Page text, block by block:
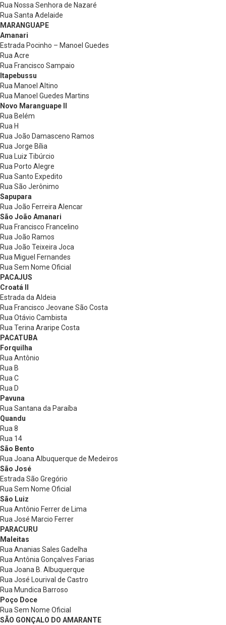
Rua Nossa Senhora de Nazaré
Rua Santa Adelaide
MARANGUAPE
Amanari
Estrada Pocinho – Manoel Guedes
Rua Acre
Rua Francisco Sampaio
Itapebussu
Rua Manoel Altino
Rua Manoel Guedes Martins
Novo Maranguape II
Rua Belém
Rua H
Rua João Damasceno Ramos
Rua Jorge Bília
Rua Luiz Tibúrcio
Rua Porto Alegre
Rua Santo Expedito
Rua São Jerônimo
Sapupara
Rua João Ferreira Alencar
São João Amanari
Rua Francisco Francelino
Rua João Ramos
Rua João Teixeira Joca
Rua Miguel Fernandes
Rua Sem Nome Oficial
PACAJUS
Croatá II
Estrada da Aldeia
Rua Francisco Jeovane São Costa
Rua Otávio Cambista
Rua Terina Araripe Costa
PACATUBA
Forquilha
Rua Antônio
Rua B
Rua C
Rua D
Pavuna
Rua Santana da Paraíba
Quandu
Rua 8
Rua 14
São Bento
Rua Joana Albuquerque de Medeiros
São José
Estrada São Gregório
Rua Sem Nome Oficial
São Luiz
Rua Antônio Ferrer de Lima
Rua José Marcio Ferrer
PARACURU
Maleitas
Rua Ananias Sales Gadelha
Rua Antônia Gonçalves Farias
Rua Joana B. Albuquerque
Rua José Lourival de Castro
Rua Mundica Barroso
Poço Doce
Rua Sem Nome Oficial
SÃO GONÇALO DO AMARANTE